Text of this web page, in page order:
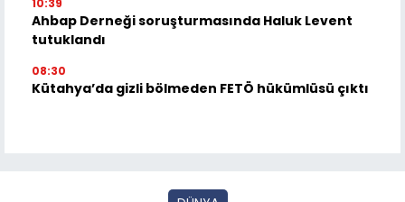
10:39
Ahbap Derneği soruşturmasında Haluk Levent
tutuklandı
08:30
Kütahya’da gizli bölmeden FETÖ hükümlüsü çıktı